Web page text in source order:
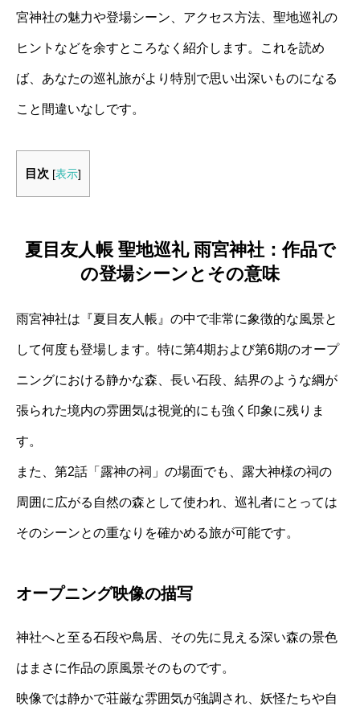
宮神社の魅力や登場シーン、アクセス方法、聖地巡礼の
ヒントなどを余すところなく紹介します。これを読め
ば、あなたの巡礼旅がより特別で思い出深いものになる
こと間違いなしです。
目次 [表示]
夏目友人帳 聖地巡礼 雨宮神社：作品で
の登場シーンとその意味
雨宮神社は『夏目友人帳』の中で非常に象徴的な風景と
して何度も登場します。特に第4期および第6期のオープ
ニングにおける静かな森、長い石段、結界のような綱が
張られた境内の雰囲気は視覚的にも強く印象に残りま
す。
また、第2話「露神の祠」の場面でも、露大神様の祠の
周囲に広がる自然の森として使われ、巡礼者にとっては
そのシーンとの重なりを確かめる旅が可能です。
オープニング映像の描写
神社へと至る石段や鳥居、その先に見える深い森の景色
はまさに作品の原風景そのものです。
映像では静かで荘厳な雰囲気が強調され、妖怪たちや自